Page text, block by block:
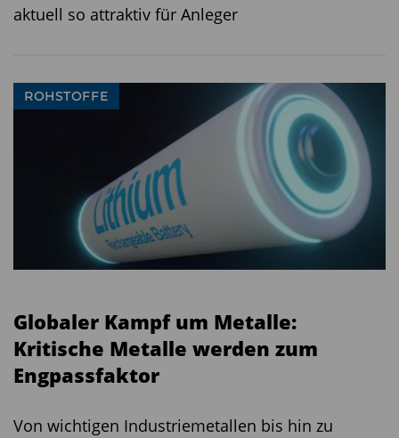
aktuell so attraktiv für Anleger
ROHSTOFFE
Globaler Kampf um Metalle:
Kritische Metalle werden zum
Engpassfaktor
Von wichtigen Industriemetallen bis hin zu